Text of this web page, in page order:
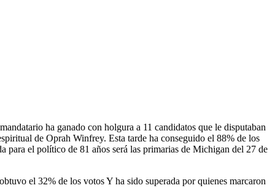
ha ganado con holgura a 11 candidatos que le disputaban
de Oprah Winfrey. Esta tarde ha conseguido el 88% de los
para el político de 81 años será las primarias de Michigan del 27 de
el 32% de los votos Y ha sido superada por quienes marcaron